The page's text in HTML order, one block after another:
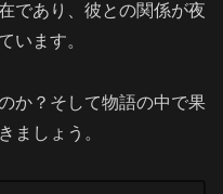
であり、彼との関係が夜
います。
か？そして物語の中で果
ましょう。